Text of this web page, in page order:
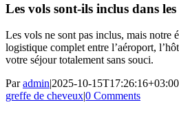
Les vols sont-ils inclus dans
Les vols ne sont pas inclus, mais notre
logistique complet entre l’aéroport,
votre séjour totalement sans souci.
Paradmin|2025-10-15T17:26:16+03:00
greffe de cheveux|0 Comments